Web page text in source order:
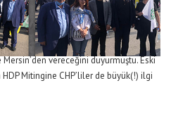
Mersin’den vereceğini duyurmuştu. Eski
Mitingine CHP’liler de büyük(!) ilgi